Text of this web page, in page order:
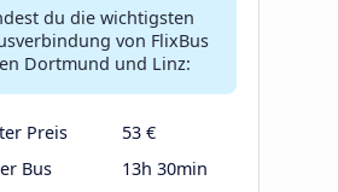
du die wichtigsten
von FlixBus
Dortmund und Linz:
Preis
53 €
Bus
13h 30min